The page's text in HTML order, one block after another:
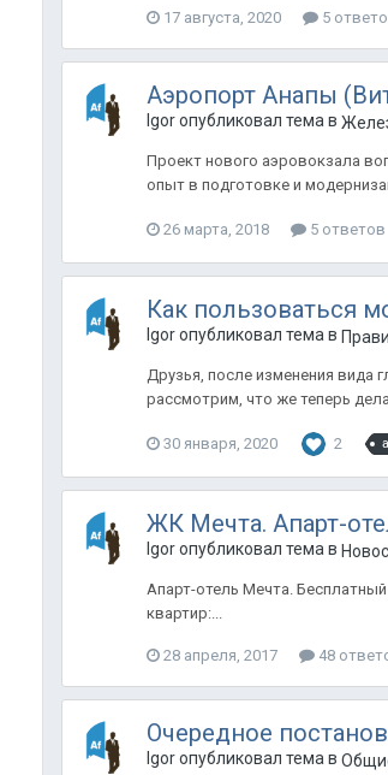
17 августа, 2020 5
Аэропорт Анапы
Igor опубликовал тема в
Проект нового аэровокзала
опыт в подготовке и
26 марта, 2018 5 ответов
Как пользоваться
Igor опубликовал тема в
Друзья, после изменения вида
рассмотрим, что же теперь
30 января, 2020 2
ЖК Мечта. Апарт-
Igor опубликовал тема в
Апарт-отель Мечта.
квартир:...
28 апреля, 2017 48
Очередное
Igor опубликовал тема в